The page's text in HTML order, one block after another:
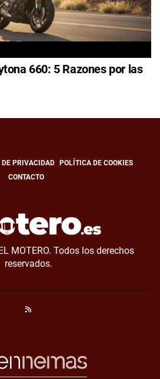
660: 5 Razones por las
DE PRIVACIDAD
POLÍTICA DE COOKIES
CONTACTO
MOTERO. Todos los derechos
reservados.